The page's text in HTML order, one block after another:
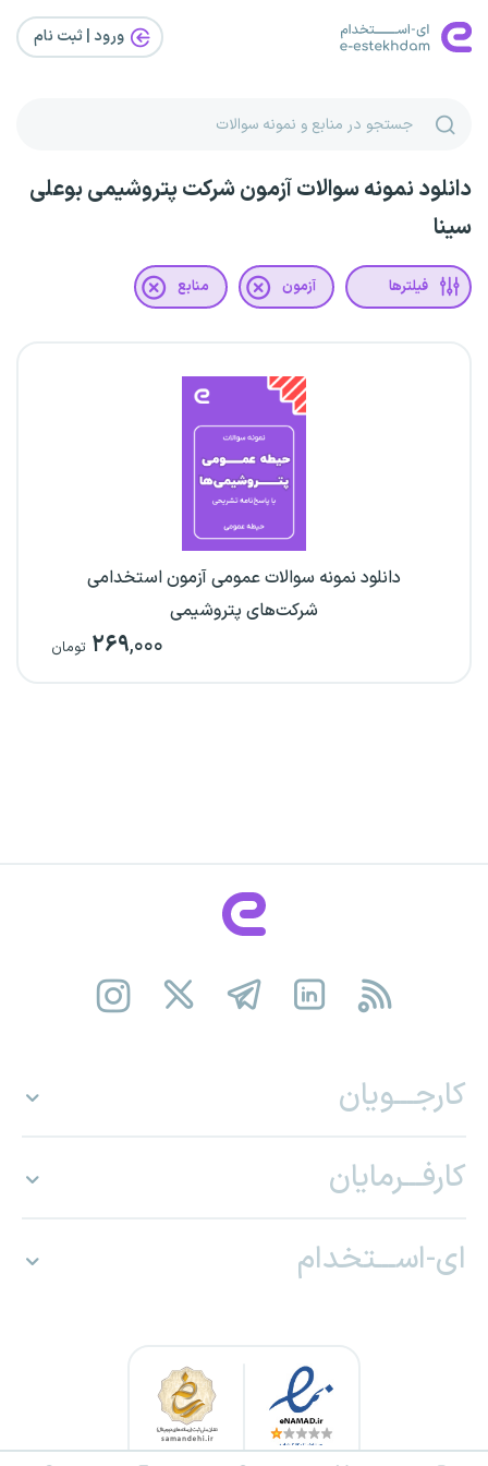
ورود | ثبت‌ نام
دانلود نمونه سوالات آزمون شرکت پتروشیمی بوعلی
سینا
فیلترها آزمون منابع
دانلود نمونه سوالات عمومی آزمون استخدامی
شرکت‌های پتروشیمی
۲۶۹,۰۰۰ تومان
کارجـــویان
کارفـــرمایان
ای-اســـتخدام